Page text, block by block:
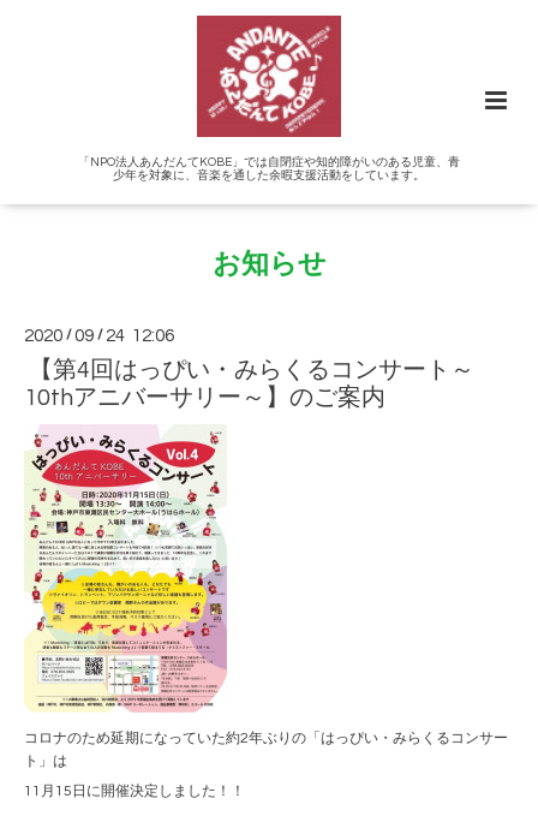
「NPO法人あんだんてKOBE」では自閉症や知的障がいのある児童、青
少年を対象に、音楽を通した余暇支援活動をしています。
お知らせ
2020 /09 / 24 12:06
【第4回はっぴい・みらくるコンサート～
10thアニバーサリー～】のご案内
コロナのため延期になっていた約2年ぶりの「はっぴい・みらくるコンサー
ト」は
11月15日に開催決定しました！！